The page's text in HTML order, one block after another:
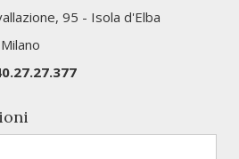
95 - Isola d'Elba